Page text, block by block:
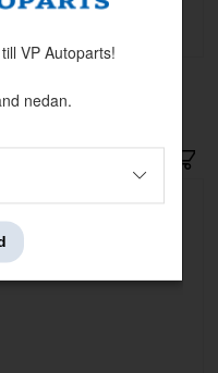
VP Autoparts!
nedan.